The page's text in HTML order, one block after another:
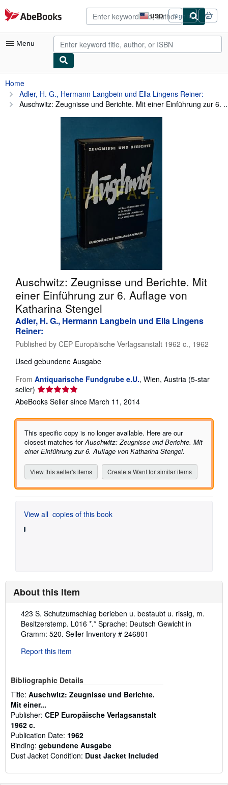
Skip to main content
AbeBooks.com USD
Site
shopping
preferences
Sign in
Menu
My Account
My Purchases
Advanced Search
CLOSE
Home
Adler, H. G., Hermann Langbein und Ella Lingens Reiner:
Auschwitz: Zeugnisse und Berichte. Mit einer Einführung zur 6.
Auschwitz: Zeugnisse und Berichte. Mit
einer Einführung zur 6. Auflage von
Katharina Stengel
Adler, H. G., Hermann Langbein und Ella Lingens
Reiner:
Published by CEP Europäische Verlagsanstalt 1962 c., 1962
Used gebundene Ausgabe
From Antiquarische Fundgrube e.U., Wien, Austria (5-star
seller) Seller
rating
out
of
5
stars
AbeBooks Seller since March 11, 2014
This specific copy is no longer available. Here are our
closest matches forAuschwitz: Zeugnisse und Berichte. Mit
einer Einführung zur 6. Auflage von Katharina Stengel.
View this seller's items Create a Want for similar items
View all copies of this book
About this Item
Description:
423 S. Schutzumschlag berieben u. bestaubt u. rissig, m.
Besitzerstemp. L016 *.* Sprache: Deutsch Gewicht in
Gramm: 520. Seller Inventory # 246801
Report this item
Bibliographic Details
Title: Auschwitz: Zeugnisse und Berichte.
Mit einer...
Publisher: CEP Europäische Verlagsanstalt
1962 c.
Publication Date: 1962
Binding: gebundene Ausgabe
Dust Jacket Condition: Dust Jacket Included